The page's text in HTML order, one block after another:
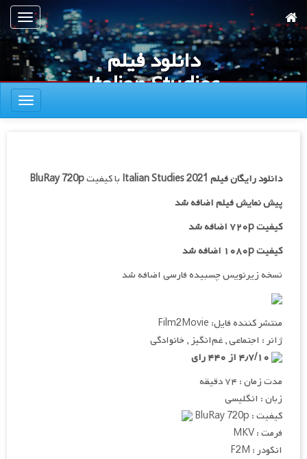
به
محتوای
اصلی
ناوبری
دانلود فیلم
Italian Studies
2021
ناوبری
دانلود رایگان فیلم Italian Studies 2021 با کیفیتBluRay 720p
پیش نمایش فیلم اضافه شد
کیفیت ۷۲۰p اضافه شد
کیفیت ۱۰۸۰p اضافه شد
نسخه زیرنویس چسبیده فارسی اضافه شد
منتشر کننده فایل: Film2Movie
ژانر : اجتماعی , غم‌انگیز , خانوادگی
مدت زمان : ۷۴ دقیقه
زبان : انگلیسی
کیفیت : BluRay 720p
فرمت : MKV
انکودر : F2M